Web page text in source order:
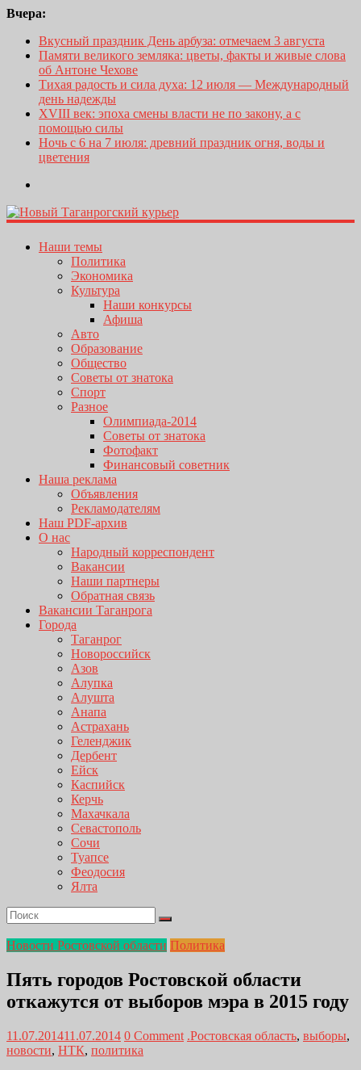
Вчера:
Вкусный праздник День арбуза: отмечаем 3 августа
Памяти великого земляка: цветы, факты и живые слова
об Антоне Чехове
Тихая радость и сила духа: 12 июля — Международный
день надежды
XVIII век: эпоха смены власти не по закону, а с
помощью силы
Ночь с 6 на 7 июля: древний праздник огня, воды и
цветения
Наши темы
Политика
Экономика
Культура
Наши конкурсы
Афиша
Авто
Образование
Общество
Советы от знатока
Спорт
Разное
Олимпиада-2014
Советы от знатока
Фотофакт
Финансовый советник
Наша реклама
Объявления
Рекламодателям
Наш PDF-архив
О нас
Народный корреспондент
Вакансии
Наши партнеры
Обратная связь
Вакансии Таганрога
Города
Таганрог
Новороссийск
Азов
Алупка
Алушта
Анапа
Астрахань
Геленджик
Дербент
Ейск
Каспийск
Керчь
Махачкала
Севастополь
Сочи
Туапсе
Феодосия
Ялта
Новости Ростовской области Политика
Пять городов Ростовской области
откажутся от выборов мэра в 2015 году
11.07.201411.07.2014 0 Comment .Ростовская область, выборы,
новости, НТК, политика